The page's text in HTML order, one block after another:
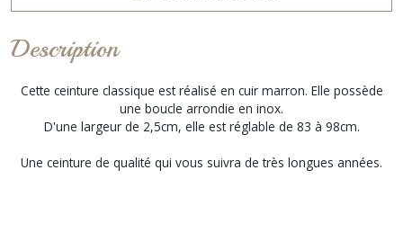
Description
Cette ceinture classique est réalisé en cuir marron. Elle possède
une boucle arrondie en inox.
D'une largeur de 2,5cm, elle est réglable de 83 à 98cm.
Une ceinture de qualité qui vous suivra de très longues années.